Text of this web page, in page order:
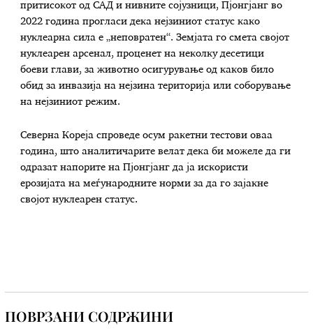
притисокот од САД и нивните сојузници, Пјонгјанг во
2022 година прогласи дека нејзиниот статус како
нуклеарна сила е „неповратен“. Земјата го смета својот
нуклеарен арсенал, проценет на неколку десетици
боеви глави, за животно осигурување од каков било
обид за инвазија на нејзина територија или соборување
на нејзиниот режим.
Северна Кореја спроведе осум ракетни тестови оваа
година, што аналитичарите велат дека би можеле да ги
одразат напорите на Пјонгјанг да ја искористи
ерозијата на меѓународните норми за да го зајакне
својот нуклеарен статус.
ПОВРЗАНИ СОДРЖИНИ